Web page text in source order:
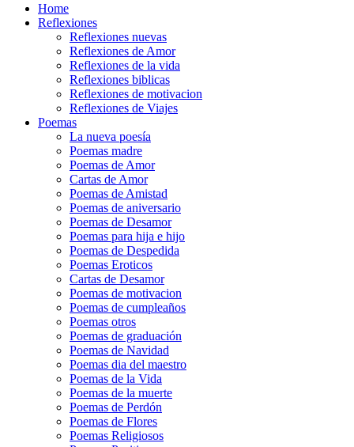
Home
Reflexiones
Reflexiones nuevas
Reflexiones de Amor
Reflexiones de la vida
Reflexiones biblicas
Reflexiones de motivacion
Reflexiones de Viajes
Poemas
La nueva poesía
Poemas madre
Poemas de Amor
Cartas de Amor
Poemas de Amistad
Poemas de aniversario
Poemas de Desamor
Poemas para hija e hijo
Poemas de Despedida
Poemas Eroticos
Cartas de Desamor
Poemas de motivacion
Poemas de cumpleaños
Poemas otros
Poemas de graduación
Poemas de Navidad
Poemas dia del maestro
Poemas de la Vida
Poemas de la muerte
Poemas de Perdón
Poemas de Flores
Poemas Religiosos